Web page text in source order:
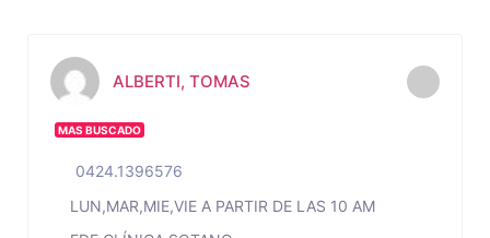
ALBERTI, TOMAS
MAS BUSCADO
0424.1396576
LUN,MAR,MIE,VIE A PARTIR DE LAS 10 AM